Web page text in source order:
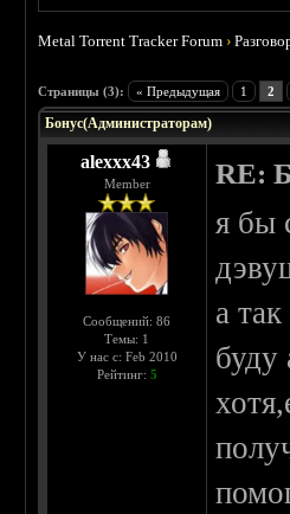
Metal Torrent Tracker Forum ›
Страницы (3): « Предыдущая 1 2
Бонус(Администраторам)
alexxx43
Member
Сообщений: 86
Темы: 1
У нас с: Feb 2010
Рейтинг: 5
RE:
я бы
а
буду